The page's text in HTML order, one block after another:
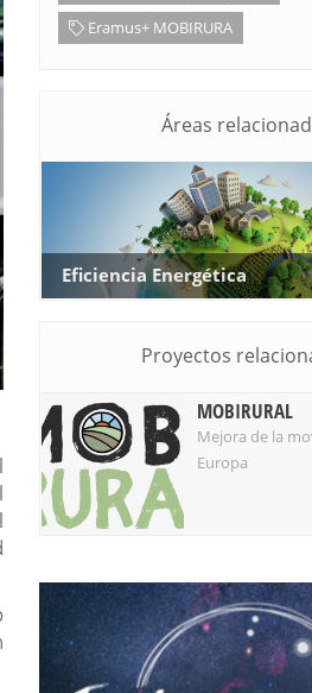
Eramus+ MOBIRURA
Áreas
Eficiencia Energética
Proyectos
MOBIRURAL
Mejora de la
Europa